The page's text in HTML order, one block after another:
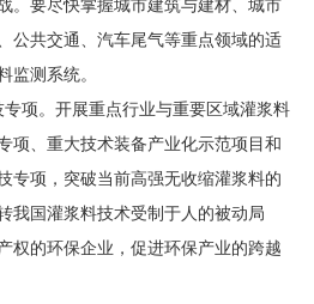
。要尽快掌握城市建筑与建材、城市
公共交通、汽车尾气等重点领域的适
监测系统。
项。开展重点行业与重要区域灌浆料
项、重大技术装备产业化示范项目和
专项，突破当前高强无收缩灌浆料的
我国灌浆料技术受制于人的被动局
权的环保企业，促进环保产业的跨越